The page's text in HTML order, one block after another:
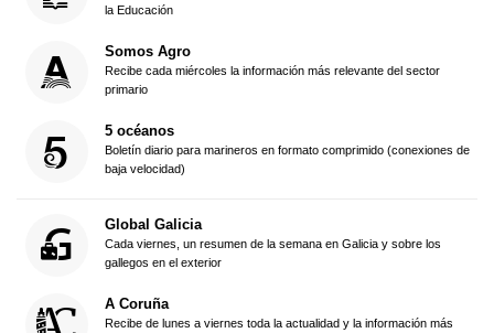
la Educación
Somos Agro
Recibe cada miércoles la información más relevante del sector
primario
5 océanos
Boletín diario para marineros en formato comprimido (conexiones de
baja velocidad)
Global Galicia
Cada viernes, un resumen de la semana en Galicia y sobre los
gallegos en el exterior
A Coruña
Recibe de lunes a viernes toda la actualidad y la información más